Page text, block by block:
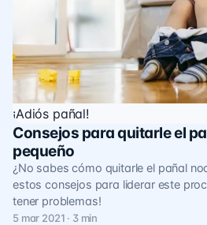
¡Adiós pañal!
Consejos para quitarle el
pequeño
¿No sabes cómo quitarle el pañal
estos consejos para liderar este
tener problemas!
5 mar 2021 · 3 min